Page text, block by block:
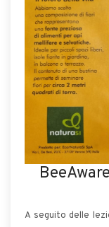
A seguito delle